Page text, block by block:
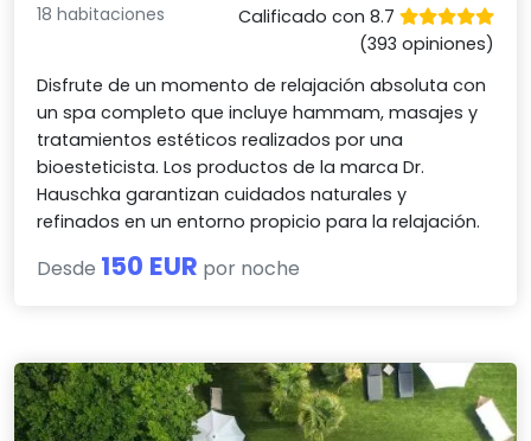
18 habitaciones
Calificado con 8.7
(393 opiniones)
Disfrute de un momento de relajación absoluta con
un spa completo que incluye hammam, masajes y
tratamientos estéticos realizados por una
bioesteticista. Los productos de la marca Dr.
Hauschka garantizan cuidados naturales y
refinados en un entorno propicio para la relajación.
Desde 150 EUR por noche